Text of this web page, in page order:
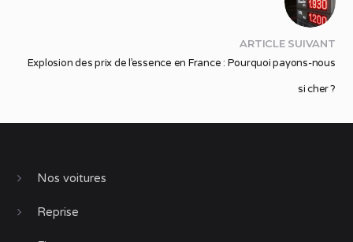
ARTICLE SUIVANT
Explosion des prix de l’essence en France : Pourquoi payons-nous
si cher ?
Nos voitures
Reprise